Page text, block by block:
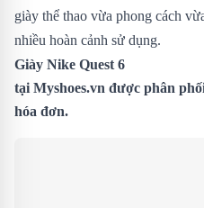
giày thể thao vừa phong cách
nhiều hoàn cảnh sử dụng.
Giày Nike Quest 6
tại Myshoes.vn được phân
hóa đơn.